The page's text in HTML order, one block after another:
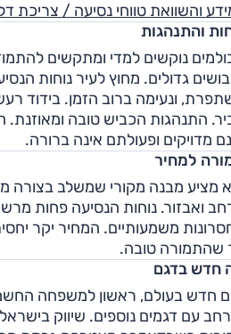
והשוואת טווחי נסיעה / צריכת
והתנהגות
נוקשים למדי ומתקשים
ונעימה ברוב הזמן. בידוד
התנהגות הכביש טובה
מדויקים ופעולתם אינה ברורה.
למחיר
מציע מבנה מקורי שמשלב בצורה
ואבזור. נוחות הנסיעה פחות
משמעותיים. המחיר יקר
שהתמורה טובה.
חדש בדגם
חדש בעולם, ראשון למשפחה
עם דגמים נוספים. שיווק